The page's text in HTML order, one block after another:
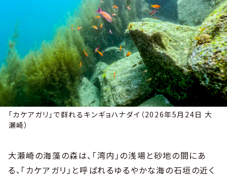
「カケアガリ」で群れるキンギョハナダイ（2026年5月24日 大
瀬崎）
大瀬崎の海藻の森は、「湾内」の浅場と砂地の間にあ
る、「カケアガリ」と呼ばれるゆるやかな海の石垣の近く